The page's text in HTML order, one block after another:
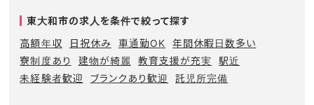
東大和市の求人を条件で絞って探す
高額年収
日祝休み 車通勤OK
年間休暇日数多い
寮制度あり
建物が綺麗 教育支援が充実
駅近
未経験者歓迎
ブランクあり歓迎 託児所完備